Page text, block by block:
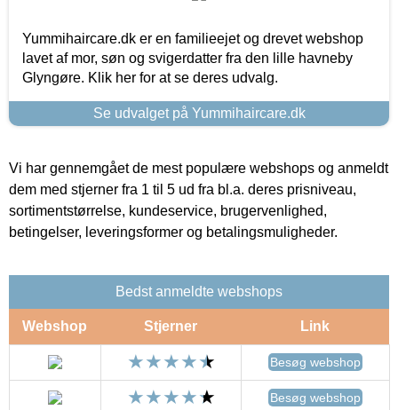
Yummihaircare.dk er en familieejet og drevet webshop
lavet af mor, søn og svigerdatter fra den lille havneby
Glyngøre. Klik her for at se deres udvalg.
Se udvalget på Yummihaircare.dk
Vi har gennemgået de mest populære webshops og anmeldt
dem med stjerner fra 1 til 5 ud fra bl.a. deres prisniveau,
sortimentstørrelse, kundeservice, brugervenlighed,
betingelser, leveringsformer og betalingsmuligheder.
Bedst anmeldte webshops
Webshop Stjerner Link
Besøg webshop
Besøg webshop